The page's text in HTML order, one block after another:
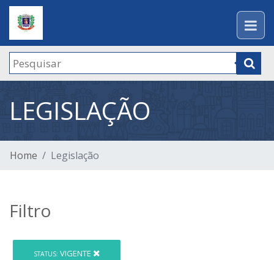
LEGISLAÇÃO
Home Legislação
Filtro
STATUS: VIGENTE